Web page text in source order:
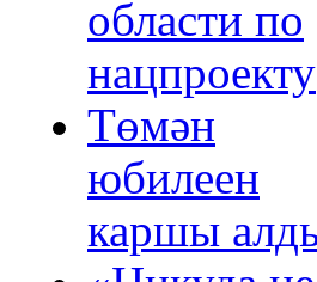
области по
нацпроекту
Төмән
юбилеен
каршы